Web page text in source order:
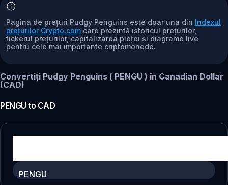
Pagina de prețuri Pudgy Penguins este doar una din Indexul
prețurilor Crypto.com care prezintă istoricul prețurilor,
tickerul prețurilor, capitalizarea pieței și diagrame live
pentru cele mai importante criptomonede.
Convertiți Pudgy Penguins ( PENGU ) în Canadian Dollar
(CAD)
PENGU to CAD
PENGU